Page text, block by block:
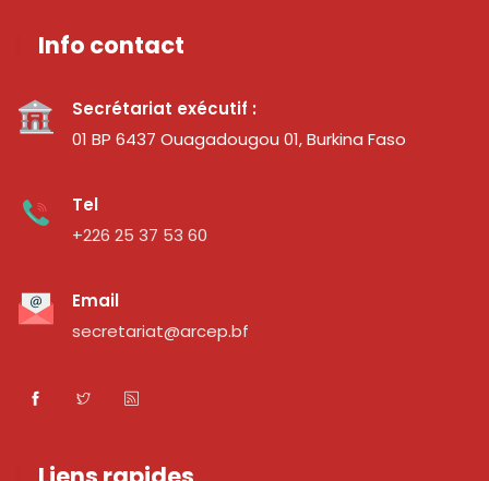
Info contact
Secrétariat exécutif :
01 BP 6437 Ouagadougou 01, Burkina Faso
Tel
+226 25 37 53 60
Email
secretariat@arcep.bf